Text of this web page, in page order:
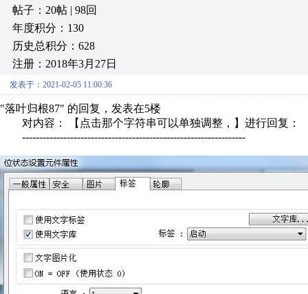
帖子：20帖 | 98回
年度积分：130
历史总积分：628
注册：2018年3月27日
发表于：2021-02-05 11:00:36
"落叶归根87" 的回复，发表在5楼
对内容： 【点击那个字符串可以单独调整，】进行回复：
-----------------------------------------------------------------